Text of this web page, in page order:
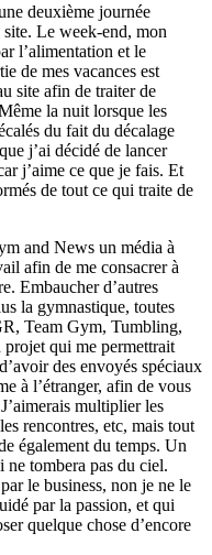
deuxième journée
Le week-end, mon
l’alimentation et le
de mes vacances est
site afin de traiter de
la nuit lorsque les
du fait du décalage
j’ai décidé de lancer
j’aime ce que je fais. Et
de tout ce qui traite de
and News un média à
afin de me consacrer à
Embaucher d’autres
la gymnastique, toutes
Team Gym, Tumbling,
qui me permettrait
des envoyés spéciaux
à l’étranger, afin de vous
multiplier les
rencontres, etc, mais tout
également du temps. Un
ne tombera pas du ciel.
le business, non je ne le
par la passion, et qui
quelque chose d’encore